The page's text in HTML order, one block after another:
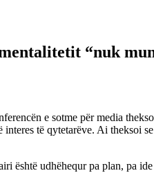
“nuk
e sotme për media
të qytetarëve. Ai theksoi
është udhëhequr pa plan, pa